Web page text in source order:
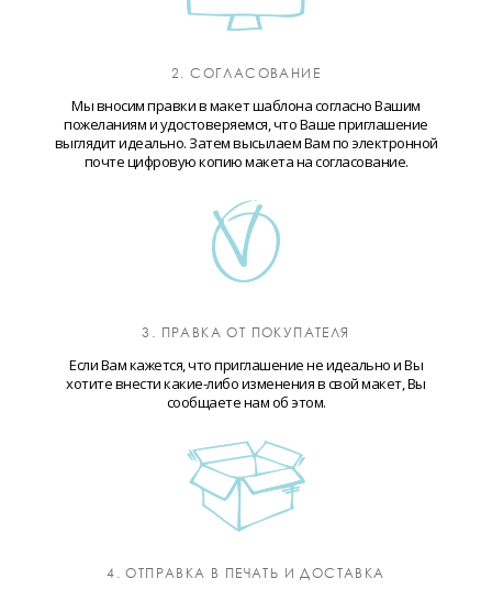
2. СОГЛАСОВАНИЕ
Мы вносим правки в макет шаблона согласно Вашим
пожеланиям и удостоверяемся, что Ваше приглашение
выглядит идеально. Затем высылаем Вам по электронной
почте цифровую копию макета на согласование.
3. ПРАВКА ОТ ПОКУПАТЕЛЯ
Если Вам кажется, что приглашение не идеально и Вы
хотите внести какие-либо изменения в свой макет, Вы
сообщаете нам об этом.
4. ОТПРАВКА В ПЕЧАТЬ И ДОСТАВКА